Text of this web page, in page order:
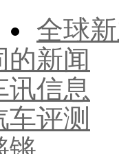
全球
的新闻
讯信息
评测